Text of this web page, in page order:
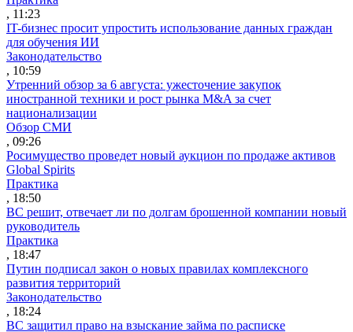
, 11:23
IT-бизнес просит упростить использование данных граждан
для обучения ИИ
Законодательство
, 10:59
Утренний обзор за 6 августа: ужесточение закупок
иностранной техники и рост рынка M&A за счет
национализации
Обзор СМИ
, 09:26
Росимущество проведет новый аукцион по продаже активов
Global Spirits
Практика
, 18:50
ВС решит, отвечает ли по долгам брошенной компании новый
руководитель
Практика
, 18:47
Путин подписал закон о новых правилах комплексного
развития территорий
Законодательство
, 18:24
ВС защитил право на взыскание займа по расписке